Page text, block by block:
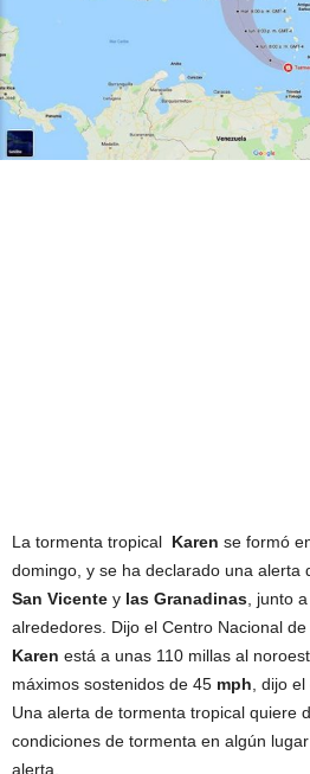
La tormenta tropical Karen se formó
domingo, y se ha declarado una alerta
San Vicente y las Granadinas , junto a
alrededores. Dijo el Centro Nacional de
Karen está a unas 110 millas al
máximos sostenidos de 45 mph , dijo
Una alerta de tormenta tropical quiere
condiciones de tormenta en algún
alerta.